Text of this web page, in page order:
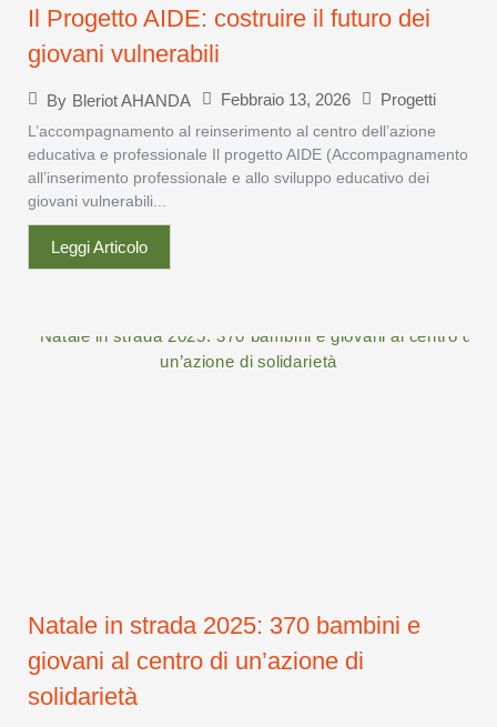
Il Progetto AIDE: costruire il futuro dei
giovani vulnerabili
By Bleriot AHANDA Febbraio 13, 2026 Progetti
L’accompagnamento al reinserimento al centro dell’azione
educativa e professionale Il progetto AIDE (Accompagnamento
all’inserimento professionale e allo sviluppo educativo dei
giovani vulnerabili...
Leggi Articolo
Natale in strada 2025: 370 bambini e
giovani al centro di un’azione di
solidarietà